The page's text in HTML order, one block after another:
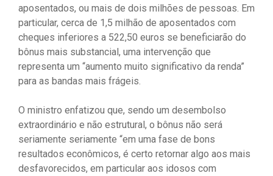
aposentados, ou mais de dois milhões de pessoas. Em
particular, cerca de 1,5 milhão de aposentados com
cheques inferiores a 522,50 euros se beneficiarão do
bônus mais substancial, uma intervenção que
representa um “aumento muito significativo da renda”
para as bandas mais frágeis.
O ministro enfatizou que, sendo um desembolso
extraordinário e não estrutural, o bônus não será
seriamente seriamente “em uma fase de bons
resultados econômicos, é certo retornar algo aos mais
desfavorecidos, em particular aos idosos com